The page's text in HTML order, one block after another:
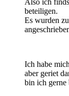
beteiligen.
Es wurden
Ich habe
aber geriet
bin ich gerne